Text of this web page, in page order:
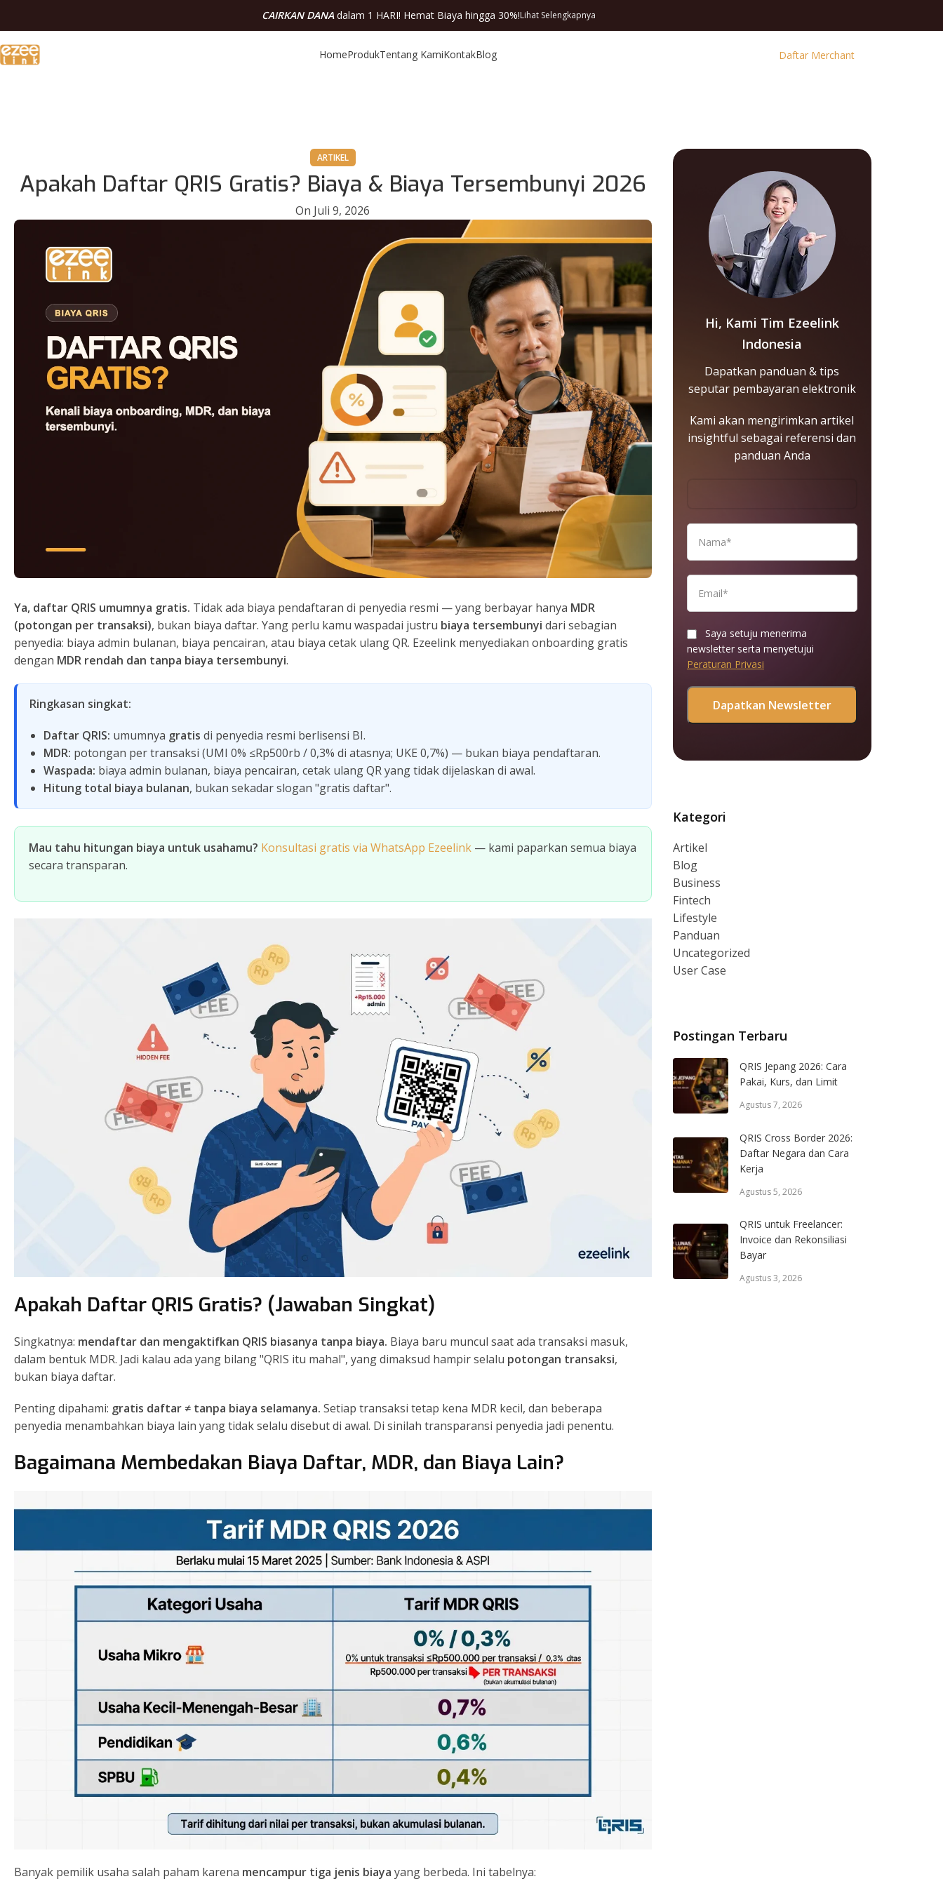
CAIRKAN DANAdalam 1 HARI! Hemat Biaya hingga 30%!Lihat Selengkapnya
HomeProdukTentang KamiKontakBlog Daftar Merchant
ARTIKEL
Apakah Daftar QRIS Gratis? Biaya & Biaya Tersembunyi 2026
On Juli 9, 2026
Ya, daftar QRIS umumnya gratis. Tidak ada biaya pendaftaran di penyedia resmi — yang berbayar hanya MDR
(potongan per transaksi), bukan biaya daftar. Yang perlu kamu waspadai justru biaya tersembunyi dari sebagian
penyedia: biaya admin bulanan, biaya pencairan, atau biaya cetak ulang QR. Ezeelink menyediakan onboarding gratis
dengan MDR rendah dan tanpa biaya tersembunyi.
Ringkasan singkat:
Daftar QRIS: umumnya gratis di penyedia resmi berlisensi BI.
MDR: potongan per transaksi (UMI 0% ≤Rp500rb / 0,3% di atasnya; UKE 0,7%) — bukan biaya pendaftaran.
Waspada: biaya admin bulanan, biaya pencairan, cetak ulang QR yang tidak dijelaskan di awal.
Hitung total biaya bulanan, bukan sekadar slogan "gratis daftar".
Mau tahu hitungan biaya untuk usahamu? Konsultasi gratis via WhatsApp Ezeelink — kami paparkan semua biaya
secara transparan.
Apakah Daftar QRIS Gratis? (Jawaban Singkat)
Singkatnya: mendaftar dan mengaktifkan QRIS biasanya tanpa biaya. Biaya baru muncul saat ada transaksi masuk,
dalam bentuk MDR. Jadi kalau ada yang bilang "QRIS itu mahal", yang dimaksud hampir selalu potongan transaksi,
bukan biaya daftar.
Penting dipahami: gratis daftar ≠ tanpa biaya selamanya. Setiap transaksi tetap kena MDR kecil, dan beberapa
penyedia menambahkan biaya lain yang tidak selalu disebut di awal. Di sinilah transparansi penyedia jadi penentu.
Bagaimana Membedakan Biaya Daftar, MDR, dan Biaya Lain?
Banyak pemilik usaha salah paham karena mencampur tiga jenis biaya yang berbeda. Ini tabelnya:
Hi, Kami Tim Ezeelink
Indonesia
Dapatkan panduan & tips
seputar pembayaran elektronik
Kami akan mengirimkan artikel
insightful sebagai referensi dan
panduan Anda
Saya setuju menerima
newsletter serta menyetujui
Peraturan Privasi
Kategori
Artikel
Blog
Business
Fintech
Lifestyle
Panduan
Uncategorized
User Case
Postingan Terbaru
QRIS Jepang 2026: Cara
Pakai, Kurs, dan Limit
Agustus 7, 2026
QRIS Cross Border 2026:
Daftar Negara dan Cara
Kerja
Agustus 5, 2026
QRIS untuk Freelancer:
Invoice dan Rekonsiliasi
Bayar
Agustus 3, 2026